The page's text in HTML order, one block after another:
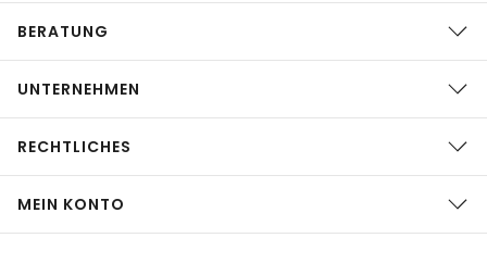
BERATUNG
UNTERNEHMEN
RECHTLICHES
MEIN KONTO